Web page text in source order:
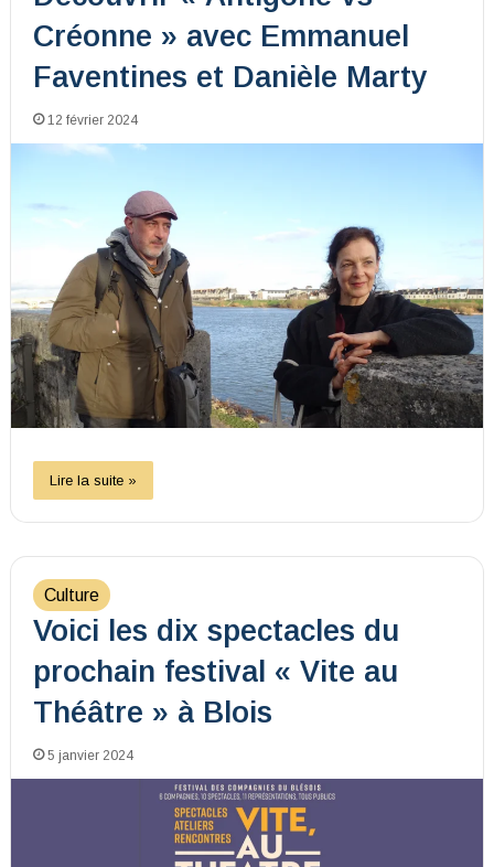
Créonne » avec Emmanuel
Faventines et Danièle Marty
12 février 2024
Lire la suite »
Culture
Voici les dix spectacles du
prochain festival « Vite au
Théâtre » à Blois
5 janvier 2024